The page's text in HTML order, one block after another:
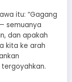
itu: “Gagang
semuanya
dan apakah
kita ke arah